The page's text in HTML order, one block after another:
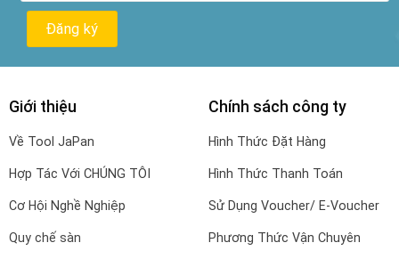
Giới thiệu
Về Tool JaPan
Hợp Tác Với CHÚNG TÔI
Cơ Hội Nghề Nghiệp
Quy chế sàn
Chính sách công ty
Hình Thức Đặt Hàng
Hình Thức Thanh Toán
Sử Dụng Voucher/ E-Voucher
Phương Thức Vận Chuyên